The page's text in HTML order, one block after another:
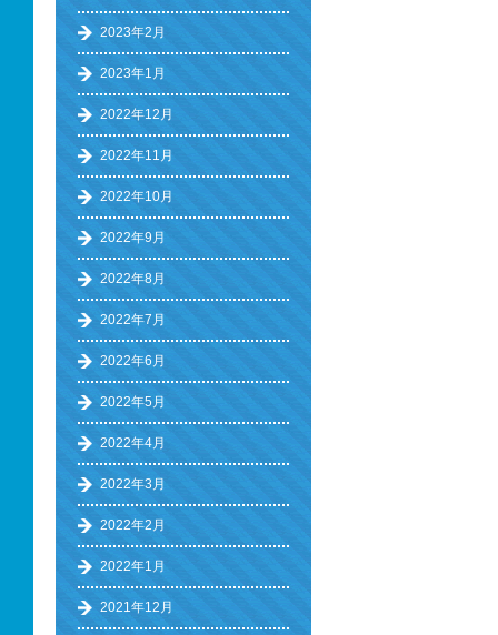
2023年2月
2023年1月
2022年12月
2022年11月
2022年10月
2022年9月
2022年8月
2022年7月
2022年6月
2022年5月
2022年4月
2022年3月
2022年2月
2022年1月
2021年12月